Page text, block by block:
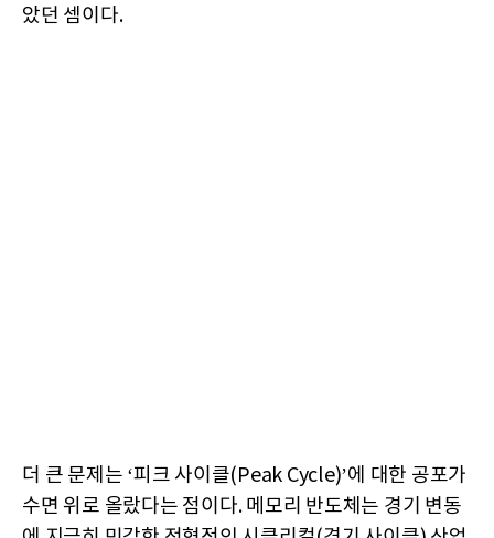
았던 셈이다.
더 큰 문제는 ‘피크 사이클(Peak Cycle)’에 대한 공포가
수면 위로 올랐다는 점이다. 메모리 반도체는 경기 변동